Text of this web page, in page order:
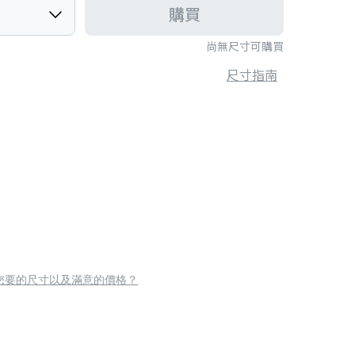
尚無尺寸可購買
購買
尺寸指南
要的尺寸以及滿意的價格？